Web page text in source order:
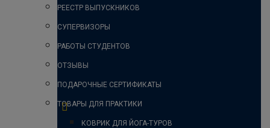
РЕЕСТР ВЫПУСКНИКОВ
СУПЕРВИЗОРЫ
РАБОТЫ СТУДЕНТОВ
ОТЗЫВЫ
ПОДАРОЧНЫЕ СЕРТИФИКАТЫ
ТОВАРЫ ДЛЯ ПРАКТИКИ
КОВРИК ДЛЯ ЙОГА-ТУРОВ